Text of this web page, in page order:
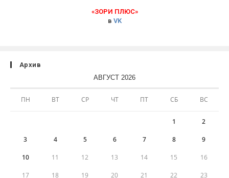
«ЗОРИ ПЛЮС»
в VK
Архив
АВГУСТ 2026
ПН ВТ СР ЧТ ПТ СБ ВС
1 2
3 4 5 6 7 8 9
10 11 12 13 14 15 16
17 18 19 20 21 22 23